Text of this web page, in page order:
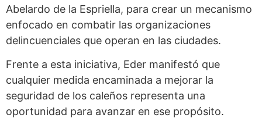
Abelardo de la Espriella, para crear un mecanismo
enfocado en combatir las organizaciones
delincuenciales que operan en las ciudades.
Frente a esta iniciativa, Eder manifestó que
cualquier medida encaminada a mejorar la
seguridad de los caleños representa una
oportunidad para avanzar en ese propósito.